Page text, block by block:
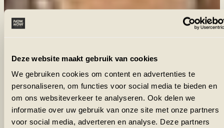
Deze website maakt gebruik van cookies
We gebruiken cookies om content en advertenties te
personaliseren, om functies voor social media te bieden en
om ons websiteverkeer te analyseren. Ook delen we
informatie over uw gebruik van onze site met onze partners
voor social media, adverteren en analyse. Deze partners